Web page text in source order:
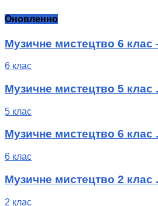
Оновленно
Музичне мистецтво 6 клас
6 клас
Музичне мистецтво 5 клас
5 клас
Музичне мистецтво 6 клас
6 клас
Музичне мистецтво 2 клас
2 клас